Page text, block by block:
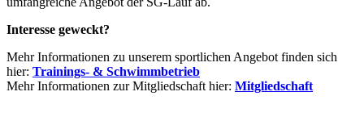
Interesse geweckt?
Mehr Informationen zu unserem sportlichen Angebot finden sich
hier: Trainings- & Schwimmbetrieb
Mehr Informationen zur Mitgliedschaft hier: Mitgliedschaft